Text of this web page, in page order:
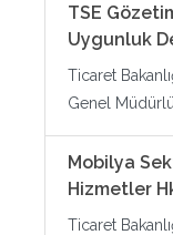
TSE
Uygunluk
Ticaret
Genel
Mobilya
Hizmetler
Ticaret